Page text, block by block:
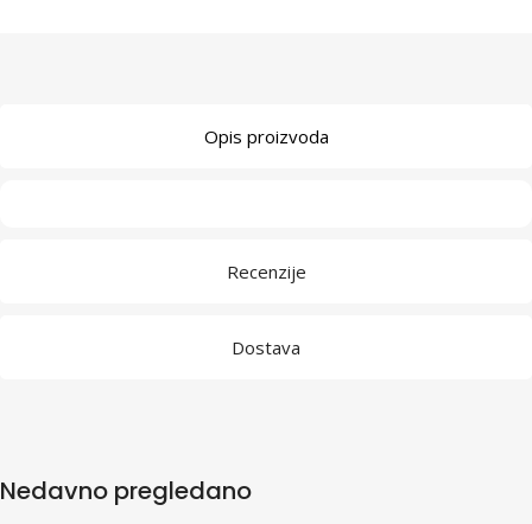
Opis proizvoda
Recenzije
Dostava
Nedavno pregledano